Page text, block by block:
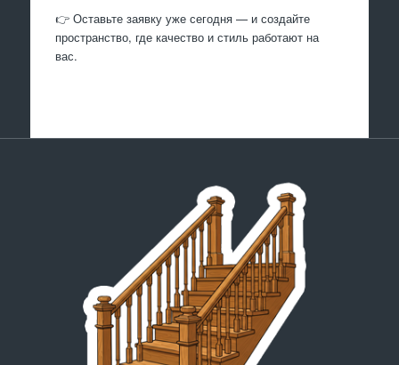
👉 Оставьте заявку уже сегодня — и создайте
пространство, где качество и стиль работают на
вас.